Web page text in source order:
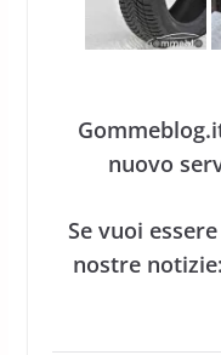
nuovo
Se vuoi
nostre notizie: